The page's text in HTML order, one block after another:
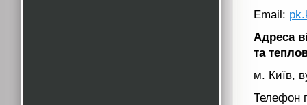
Email:
Адреса
та
м. Київ,
Телефон